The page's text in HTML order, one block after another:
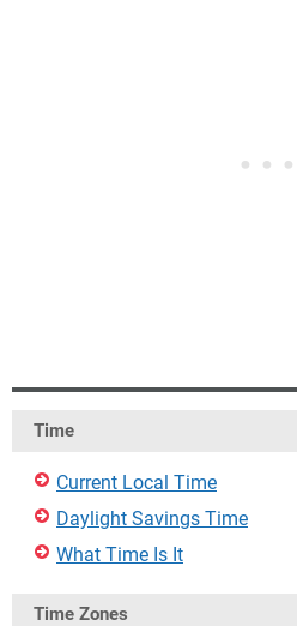
Time
Current Local Time
Daylight Savings Time
What Time Is It
Time Zones